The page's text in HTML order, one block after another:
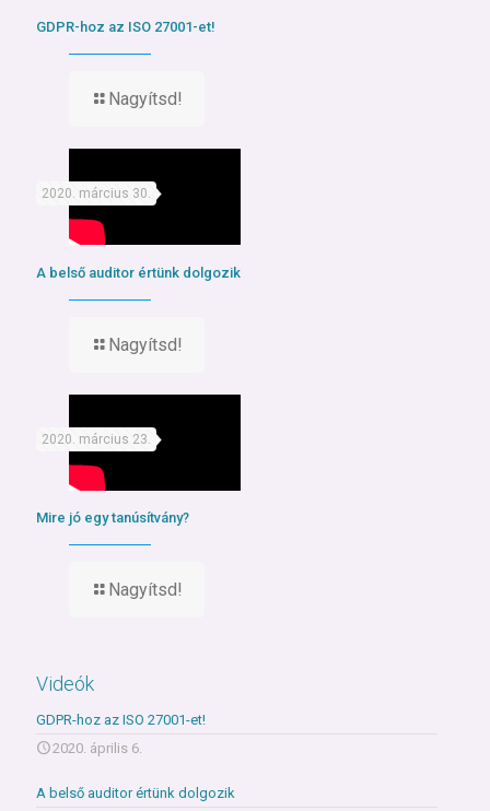
GDPR-hoz az ISO 27001-et!
Nagyítsd!
2020. március 30.
A belső auditor értünk dolgozik
Nagyítsd!
2020. március 23.
Mire jó egy tanúsítvány?
Nagyítsd!
Videók
GDPR-hoz az ISO 27001-et!
2020. április 6.
A belső auditor értünk dolgozik